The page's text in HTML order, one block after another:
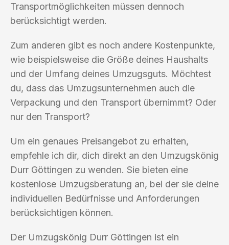
Transportmöglichkeiten müssen dennoch
berücksichtigt werden.
Zum anderen gibt es noch andere Kostenpunkte,
wie beispielsweise die Größe deines Haushalts
und der Umfang deines Umzugsguts. Möchtest
du, dass das Umzugsunternehmen auch die
Verpackung und den Transport übernimmt? Oder
nur den Transport?
Um ein genaues Preisangebot zu erhalten,
empfehle ich dir, dich direkt an den Umzugskönig
Durr Göttingen zu wenden. Sie bieten eine
kostenlose Umzugsberatung an, bei der sie deine
individuellen Bedürfnisse und Anforderungen
berücksichtigen können.
Der Umzugskönig Durr Göttingen ist ein